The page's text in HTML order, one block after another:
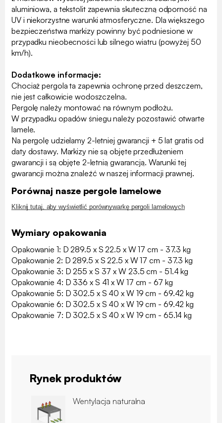
aluminiowa, a tekstolit zapewnia skuteczną odporność na
UV i niekorzystne warunki atmosferyczne. Dla większego
bezpieczeństwa markizy powinny być podniesione w
przypadku nieobecności lub silnego wiatru (powyżej 50
km/h).
Dodatkowe informacje:
Chociaż pergola ta zapewnia ochronę przed deszczem,
nie jest całkowicie wodoszczelna.
Pergolę należy montować na równym podłożu.
W przypadku opadów śniegu należy pozostawić otwarte
lamele.
Na pergolę udzielamy 2-letniej gwarancji + 5 lat gratis od
daty dostawy. Markizy nie są objęte przedłużeniem
gwarancji i są objęte 2-letnią gwarancją. Warunki tej
gwarancji można znaleźć w naszej informacji prawnej.
Porównaj nasze pergole lamelowe
Kliknij tutaj, aby wyświetlić porównywarkę pergoli lamelowych
Wymiary opakowania
Opakowanie 1: D 289.5 x S 22.5 x W 17 cm - 37.3 kg
Opakowanie 2: D 289.5 x S 22.5 x W 17 cm - 37.3 kg
Opakowanie 3: D 255 x S 37 x W 23.5 cm - 51.4 kg
Opakowanie 4: D 336 x S 41 x W 17 cm - 67 kg
Opakowanie 5: D 302.5 x S 40 x W 19 cm - 69.42 kg
Opakowanie 6: D 302.5 x S 40 x W 19 cm - 69.42 kg
Opakowanie 7: D 302.5 x S 40 x W 19 cm - 65.14 kg
Rynek produktów
Wentylacja naturalna